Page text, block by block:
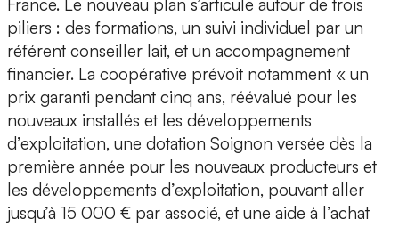
France. Le nouveau plan s’articule autour de trois
piliers : des formations, un suivi individuel par un
référent conseiller lait, et un accompagnement
financier. La coopérative prévoit notamment « un
prix garanti pendant cinq ans, réévalué pour les
nouveaux installés et les développements
d’exploitation, une dotation Soignon versée dès la
première année pour les nouveaux producteurs et
les développements d’exploitation, pouvant aller
jusqu’à 15 000 € par associé, et une aide à l’achat